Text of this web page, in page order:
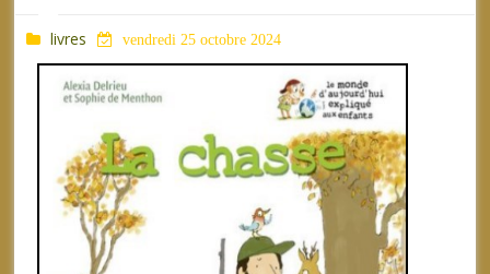
livres vendredi 25 octobre 2024